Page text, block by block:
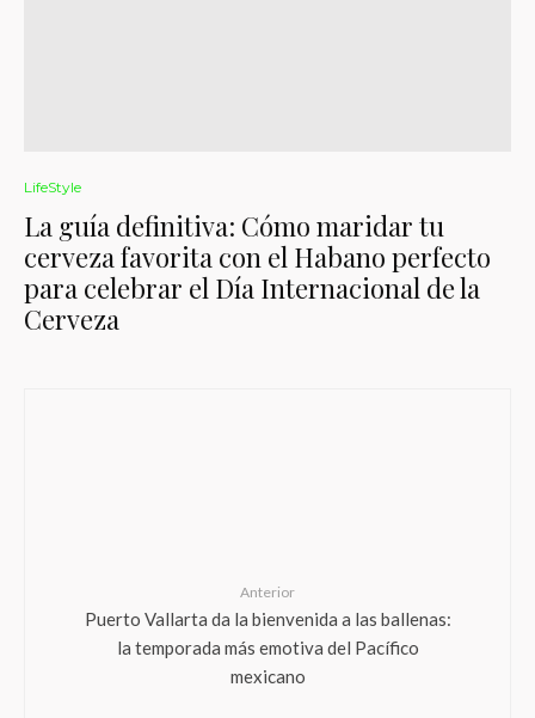
LifeStyle
La guía definitiva: Cómo maridar tu
cerveza favorita con el Habano perfecto
para celebrar el Día Internacional de la
Cerveza
Anterior
Puerto Vallarta da la bienvenida a las ballenas:
la temporada más emotiva del Pacífico
mexicano